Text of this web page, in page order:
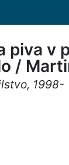
piva v
/
1998-